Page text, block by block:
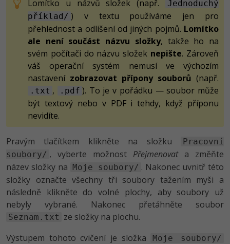
Blender -80%
Inkscape
Fotografování -80%
Video
Ostatní
Fórum
Lomítko u názvů složek (např.
Jednoduchý
příklad/ ) v textu používáme jen pro
přehlednost a odlišení od jiných pojmů. Lomítko
ale není součást názvu složky, takže ho na
svém počítači do názvu složek nepište. Zároveň
váš operační systém nemusí ve výchozím
nastavení zobrazovat přípony souborů (např.
.txt , .pdf ). To je v pořádku — soubor může
být textový nebo v PDF i tehdy, když příponu
nevidíte.
Pravým tlačítkem klikněte na složku
Pracovní
soubory/ , vyberte možnost Přejmenovata změňte
název složky na Moje soubory/ . Nakonec uvnitř této
složky označte všechny tři soubory tažením myši a
následně klikněte do volné plochy, aby soubory už
nebyly vybrané. Nakonec přetáhněte soubor
Seznam.txt ze složky na plochu.
Výstupem tohoto cvičení je složka
Moje soubory/